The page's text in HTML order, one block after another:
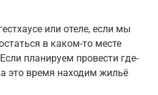
или отеле, если мы
в каком-то месте
планируем провести где-
это время находим жильё